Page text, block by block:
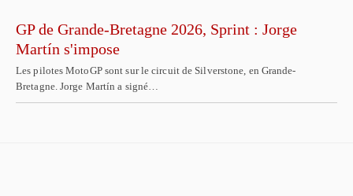
GP de Grande-Bretagne 2026, Sprint : Jorge
Martín s'impose
Les pilotes MotoGP sont sur le circuit de Silverstone, en Grande-
Bretagne. Jorge Martín a signé…